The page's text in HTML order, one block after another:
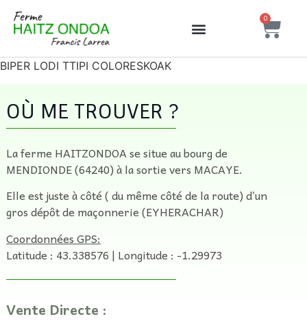
0
BIPER LODI TTIPI COLORESKOAK
OÙ ME TROUVER ?
La ferme HAITZONDOA se situe au bourg de
MENDIONDE (64240) à la sortie vers MACAYE.
Elle est juste à côté ( du même côté de la route) d’un
gros dépôt de maçonnerie (EYHERACHAR)
Coordonnées GPS:
Latitude : 43.338576 | Longitude : -1.29973
Vente Directe :